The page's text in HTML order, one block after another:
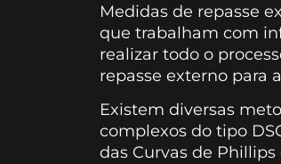
Medidas de repasse
que trabalham com
realizar todo o
repasse externo para
Existem diversas
complexos do tipo
das Curvas de